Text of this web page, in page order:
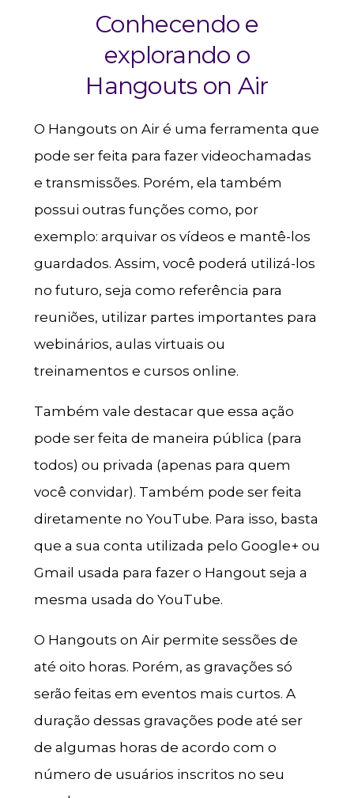
Conhecendo e
explorando o
Hangouts on Air
O Hangouts on Air é uma ferramenta que
pode ser feita para fazer videochamadas
e transmissões. Porém, ela também
possui outras funções como, por
exemplo: arquivar os vídeos e mantê-los
guardados. Assim, você poderá utilizá-los
no futuro, seja como referência para
reuniões, utilizar partes importantes para
webinários, aulas virtuais ou
treinamentos e cursos online.
Também vale destacar que essa ação
pode ser feita de maneira pública (para
todos) ou privada (apenas para quem
você convidar). Também pode ser feita
diretamente no YouTube. Para isso, basta
que a sua conta utilizada pelo Google+ ou
Gmail usada para fazer o Hangout seja a
mesma usada do YouTube.
O Hangouts on Air permite sessões de
até oito horas. Porém, as gravações só
serão feitas em eventos mais curtos. A
duração dessas gravações pode até ser
de algumas horas de acordo com o
número de usuários inscritos no seu